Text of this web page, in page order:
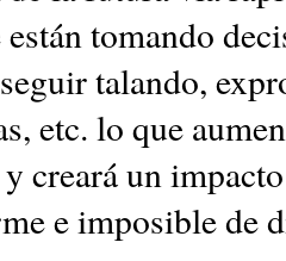
tomando
talando,
etc. lo que
creará un
e imposible de